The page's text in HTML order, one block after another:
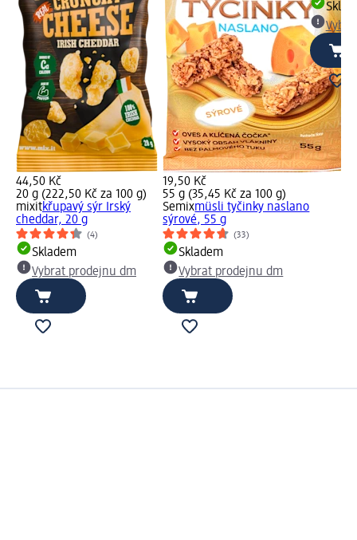
44,50 Kč
20 g (222,50 Kč za 100 g)
mixitkřupavý sýr Irský
cheddar, 20 g
(4)
Skladem
Vybrat prodejnu dm
19,50 Kč
55 g (35,45 Kč za 100 g)
Semixmüsli tyčinky naslano
sýrové, 55 g
(33)
Skladem
Vybrat prodejnu dm